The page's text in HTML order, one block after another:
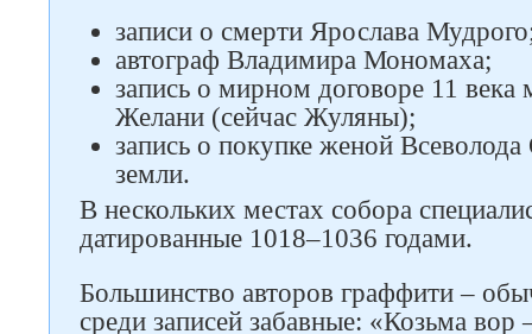
записи о смерти Ярослава
автограф Владимира Мономаха;
запись о мирном договоре 11 века
Желани (сейчас Жуляны);
запись о покупке женой
земли.
В нескольких местах собора
датированные 1018–1036 годами.
Большинство авторов граффити –
среди записей забавные: «Козьма вор